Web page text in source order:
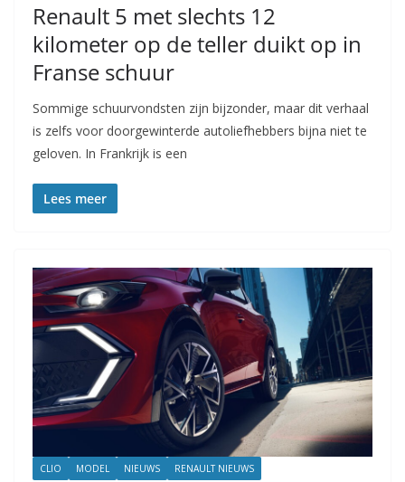
Renault 5 met slechts 12
kilometer op de teller duikt op in
Franse schuur
Sommige schuurvondsten zijn bijzonder, maar dit verhaal
is zelfs voor doorgewinterde autoliefhebbers bijna niet te
geloven. In Frankrijk is een
Lees meer
CLIO MODEL NIEUWS RENAULT NIEUWS